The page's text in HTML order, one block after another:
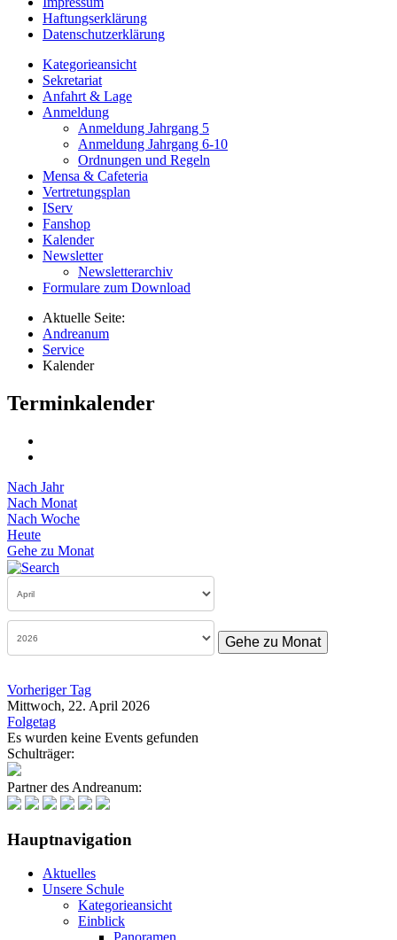
Haftungserklärung
Datenschutzerklärung
Kategorieansicht
Sekretariat
Anfahrt & Lage
Anmeldung
Anmeldung Jahrgang 5
Anmeldung Jahrgang 6-10
Ordnungen und Regeln
Mensa & Cafeteria
Vertretungsplan
IServ
Fanshop
Kalender
Newsletter
Newsletterarchiv
Formulare zum Download
Aktuelle Seite:
Andreanum
Service
Kalender
Terminkalender
Nach Jahr
Nach Monat
Nach Woche
Heute
Gehe zu Monat
Gehe zu Monat
Vorheriger Tag
Mittwoch, 22. April 2026
Folgetag
Es wurden keine Events gefunden
Schulträger:
Partner des Andreanum:
Hauptnavigation
Aktuelles
Unsere Schule
Kategorieansicht
Einblick